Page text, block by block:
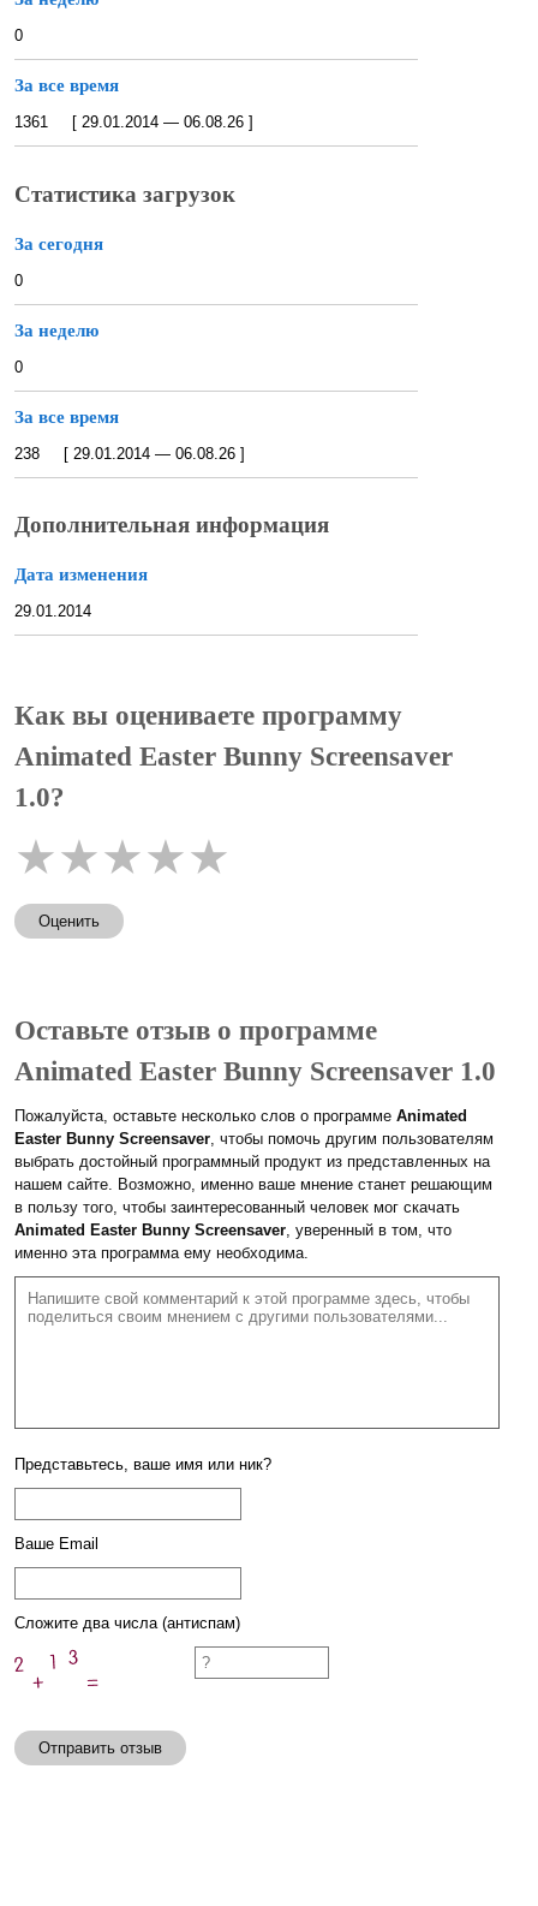
0
За все время
1361 [ 29.01.2014 — 06.08.26 ]
Статистика загрузок
За сегодня
0
За неделю
0
За все время
238 [ 29.01.2014 — 06.08.26 ]
Дополнительная информация
Дата изменения
29.01.2014
Как вы оцениваете программу
Animated Easter Bunny Screensaver
1.0?
★★★★★
Оценить
Оставьте отзыв о программе
Animated Easter Bunny Screensaver 1.0
Пожалуйста, оставьте несколько слов о программе Animated
Easter Bunny Screensaver, чтобы помочь другим пользователям
выбрать достойный программный продукт из представленных на
нашем сайте. Возможно, именно ваше мнение станет решающим
в пользу того, чтобы заинтересованный человек мог скачать
Animated Easter Bunny Screensaver, уверенный в том, что
именно эта программа ему необходима.
Представьтесь, ваше имя или ник?
Ваше Email
Сложите два числа (антиспам)
Отправить отзыв